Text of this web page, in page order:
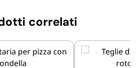
correlati